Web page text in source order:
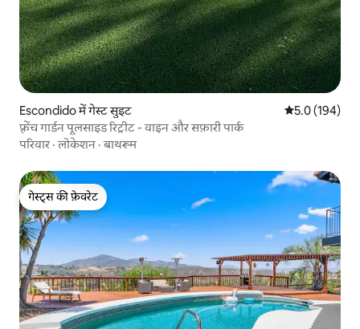
Escondido में गेस्ट सुइट औसत रेटिंग 5 में
5.0 (194)
फ़्रेंच गार्डन पूलसाइड रिट्रीट - वाइन और सफ़ारी पार्क
परिवार ·लोकेशन ·बाथरूम
गेस्ट्स की फ़ेवरेट
गेस्ट्स की फ़ेवरेट